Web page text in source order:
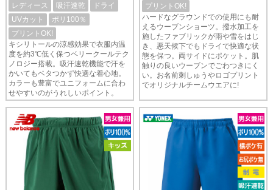
レディース
吸汗速乾
ドライ
UVカット
ポリ100％
プリントOK!
キシリトールの涼感効果で衣服内温
度を約3℃低く保つベリークールテク
ノロジー搭載。吸汗速乾機能で汗を
かいてもベタつかず快適な着心地。
カラーも豊富でユニフォームに合わ
せやすいのがうれしいポイント。
プリントOK!
ハードなグラウンドでの使用にも耐
えるウーブンショーツ。撥水加工を
施したファブリックが雨や雪をはじ
き、悪天候下でもドライで快適な状
態を保つ。両サイドにポケット。肌
触りの良いウーブンでごわつきにく
い。お名前刺しゅうやロゴプリント
でオリジナルチームウエアに!